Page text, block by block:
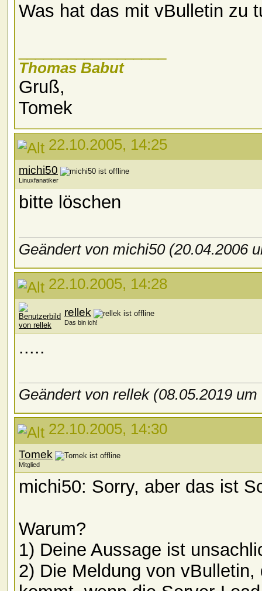
Was hat das mit vBulletin zu
Thomas Babut
Gruß,
Tomek
22.10.2005, 14:25
michi50
Linuxfanatiker
bitte löschen
Geändert von michi50 (20.04.2006
22.10.2005, 14:28
rellek
Das bin ich!
.....
Geändert von rellek (08.05.2019 um
22.10.2005, 14:30
Tomek
Mitglied
michi50: Sorry, aber das ist
Warum?
1) Deine Aussage ist
2) Die Meldung von